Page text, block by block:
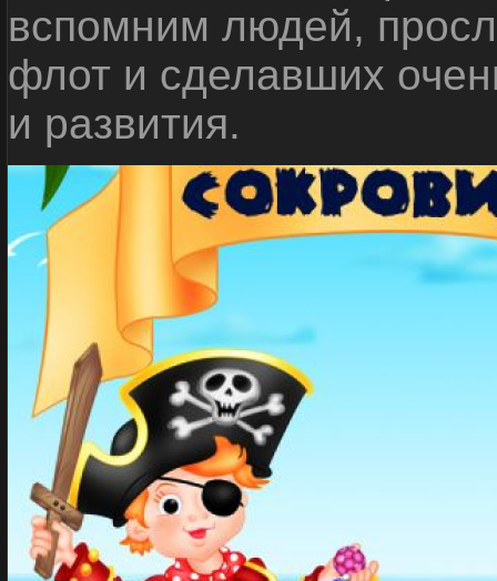
вспомним людей,
флот и сделавших
и развития.